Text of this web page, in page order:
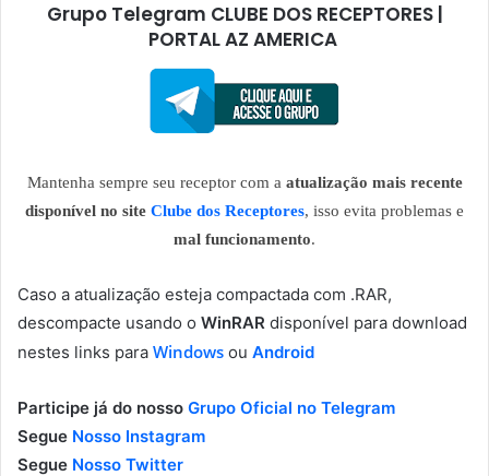
Grupo Telegram CLUBE DOS RECEPTORES |
PORTAL AZ AMERICA
Mantenha sempre seu receptor com a atualização mais recente
disponível no site Clube dos Receptores, isso evita problemas e
mal funcionamento.
Caso a atualização esteja compactada com .RAR,
descompacte usando o WinRAR disponível para download
nestes links para Windows ou Android
Participe já do nosso Grupo Oficial no Telegram
Segue Nosso Instagram
Segue Nosso Twitter